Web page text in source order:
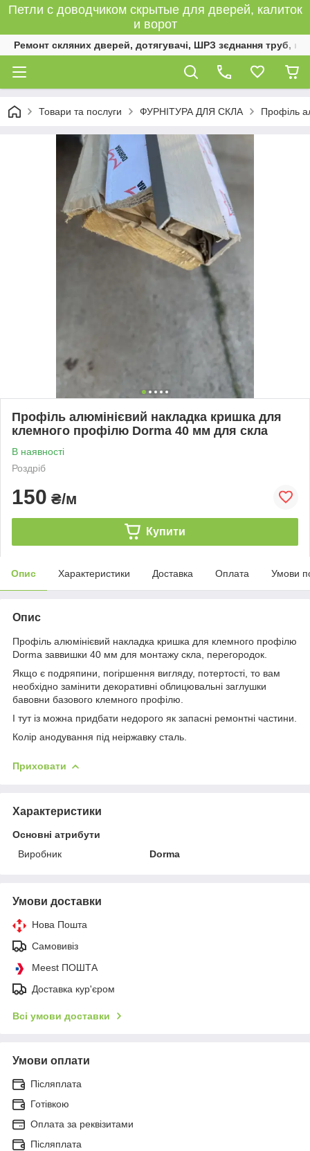
Петли с доводчиком скрытые для дверей, калиток
и ворот
Ремонт скляних дверей, дотягувачі, ШРЗ зєднання труб,
Товари та послуги ФУРНІТУРА ДЛЯ СКЛА Профіль
Профіль алюмінієвий накладка кришка для
клемного профілю Dorma 40 мм для скла
В наявності
Роздріб
150 ₴/м
Купити
Опис Характеристики Доставка Оплата Умови
Опис
Профіль алюмінієвий накладка кришка для клемного профілю
Dorma заввишки 40 мм для монтажу скла, перегородок.
Якщо є подряпини, погіршення вигляду, потертості, то вам
необхідно замінити декоративні облицювальні заглушки
бавовни базового клемного профілю.
І тут із можна придбати недорого як запасні ремонтні частини.
Колір анодування під неіржавку сталь.
Приховати
Характеристики
Основні атрибути
Виробник
Dorma
Умови доставки
Нова Пошта
Самовивіз
Meest ПОШТА
Доставка кур'єром
Всі умови доставки
Умови оплати
Післяплата
Готівкою
Оплата за реквізитами
Післяплата